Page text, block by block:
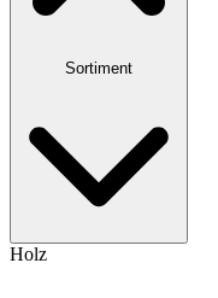
Sortiment
Holz